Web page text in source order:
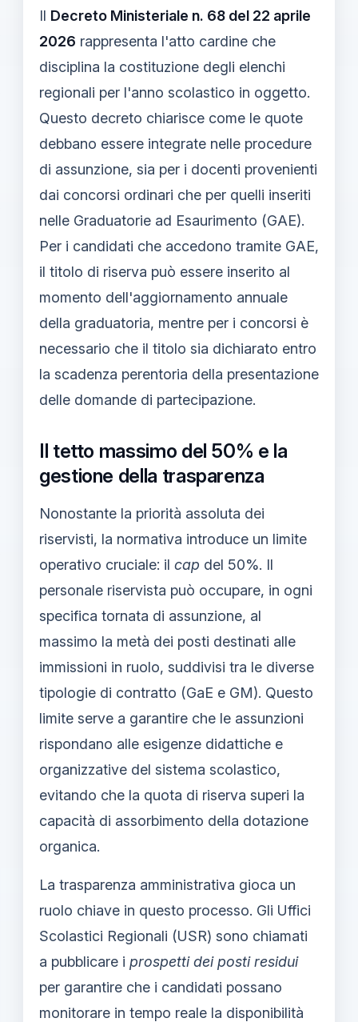
Il Decreto Ministeriale n. 68 del 22 aprile
2026 rappresenta l'atto cardine che
disciplina la costituzione degli elenchi
regionali per l'anno scolastico in oggetto.
Questo decreto chiarisce come le quote
debbano essere integrate nelle procedure
di assunzione, sia per i docenti provenienti
dai concorsi ordinari che per quelli inseriti
nelle Graduatorie ad Esaurimento (GAE).
Per i candidati che accedono tramite GAE,
il titolo di riserva può essere inserito al
momento dell'aggiornamento annuale
della graduatoria, mentre per i concorsi è
necessario che il titolo sia dichiarato entro
la scadenza perentoria della presentazione
delle domande di partecipazione.
Il tetto massimo del 50% e la
gestione della trasparenza
Nonostante la priorità assoluta dei
riservisti, la normativa introduce un limite
operativo cruciale: il cap del 50%. Il
personale riservista può occupare, in ogni
specifica tornata di assunzione, al
massimo la metà dei posti destinati alle
immissioni in ruolo, suddivisi tra le diverse
tipologie di contratto (GaE e GM). Questo
limite serve a garantire che le assunzioni
rispondano alle esigenze didattiche e
organizzative del sistema scolastico,
evitando che la quota di riserva superi la
capacità di assorbimento della dotazione
organica.
La trasparenza amministrativa gioca un
ruolo chiave in questo processo. Gli Uffici
Scolastici Regionali (USR) sono chiamati
a pubblicare i prospetti dei posti residui
per garantire che i candidati possano
monitorare in tempo reale la disponibilità